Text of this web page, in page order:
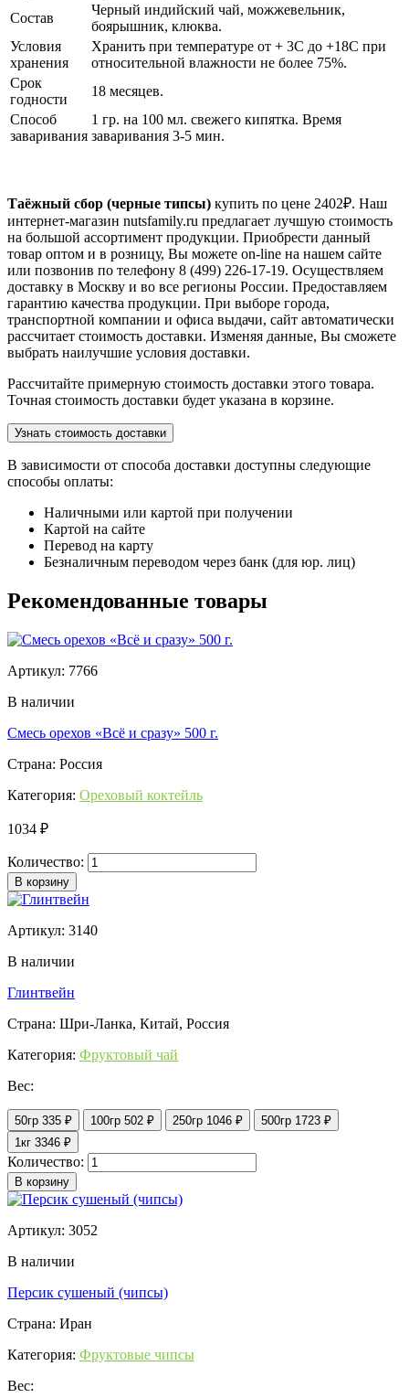
Состав
Черный индийский чай, можжевельник,
боярышник, клюква.
Условия
хранения
Хранить при температуре от + 3С до +18С при
относительной влажности не более 75%.
Срок
годности
18 месяцев.
Способ
заваривания
1 гр. на 100 мл. свежего кипятка. Время
заваривания 3-5 мин.
Таёжный сбор (черные типсы) купить по цене 2402₽. Наш
интернет-магазин nutsfamily.ru предлагает лучшую стоимость
на большой ассортимент продукции. Приобрести данный
товар оптом и в розницу, Вы можете on-line на нашем сайте
или позвонив по телефону 8 (499) 226-17-19. Осуществляем
доставку в Москву и во все регионы России. Предоставляем
гарантию качества продукции. При выборе города,
транспортной компании и офиса выдачи, сайт автоматически
рассчитает стоимость доставки. Изменяя данные, Вы сможете
выбрать наилучшие условия доставки.
Рассчитайте примерную стоимость доставки этого товара.
Точная стоимость доставки будет указана в корзине.
Узнать стоимость доставки
В зависимости от способа доставки доступны следующие
способы оплаты:
Наличными или картой при получении
Картой на сайте
Перевод на карту
Безналичным переводом через банк (для юр. лиц)
Рекомендованные товары
Артикул: 7766
В наличии
Смесь орехов «Всё и сразу» 500 г.
Страна: Россия
Категория: Ореховый коктейль
1034 ₽
Количество:
В корзину
Артикул: 3140
В наличии
Глинтвейн
Страна: Шри-Ланка, Китай, Россия
Категория: Фруктовый чай
Вес:
50гр 335 ₽ 100гр 502 ₽ 250гр 1046 ₽ 500гр 1723 ₽
1кг 3346 ₽
Количество:
В корзину
Артикул: 3052
В наличии
Персик сушеный (чипсы)
Страна: Иран
Категория: Фруктовые чипсы
Вес: